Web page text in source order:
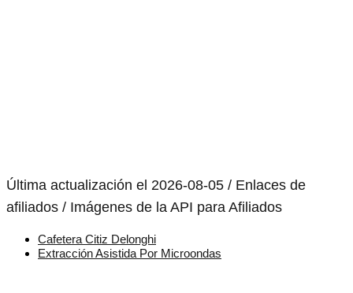
Última actualización el 2026-08-05 / Enlaces de
afiliados / Imágenes de la API para Afiliados
Cafetera Citiz Delonghi
Extracción Asistida Por Microondas